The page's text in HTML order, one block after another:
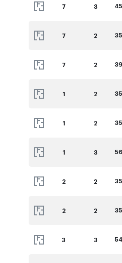
7 3
7 2
7 2
1 2
1 2
1 3
2 2
2 2
3 3